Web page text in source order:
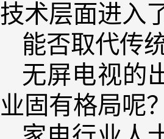
技术层面进入
能否取代传
无屏电视的
业固有格局呢